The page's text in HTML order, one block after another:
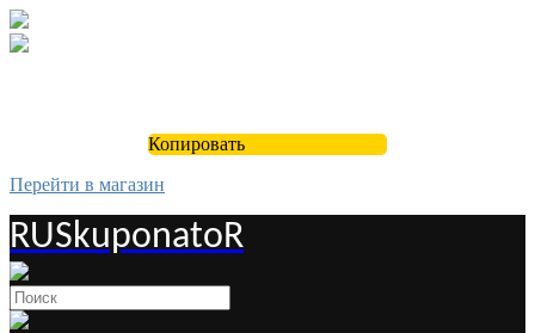
Копировать
Перейти в магазин
RUSkuponatoR